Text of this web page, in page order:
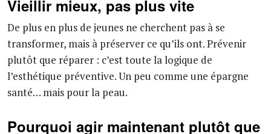
Vieillir mieux, pas plus vite
De plus en plus de jeunes ne cherchent pas à se
transformer, mais à préserver ce qu’ils ont. Prévenir
plutôt que réparer : c’est toute la logique de
l’esthétique préventive. Un peu comme une épargne
santé… mais pour la peau.
Pourquoi agir maintenant plutôt que